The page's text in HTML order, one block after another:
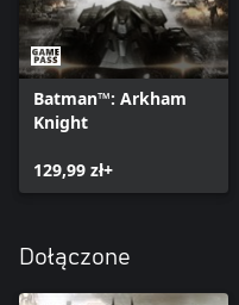
Batman™: Arkham
Knight
129,99 zł+
Dołączone